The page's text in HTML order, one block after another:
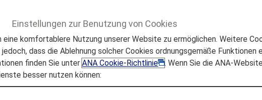
und Selbstbedienungs-Kioske
Einstellungen zur Benutzung von Cookies
komfortablere Nutzung unserer Website zu ermöglichen. Weitere
dass die Ablehnung solcher Cookies ordnungsgemäße Funktionen
finden Sie unterANA Cookie-Richtlinie
. Wenn Sie die ANA-
besser nutzen können: